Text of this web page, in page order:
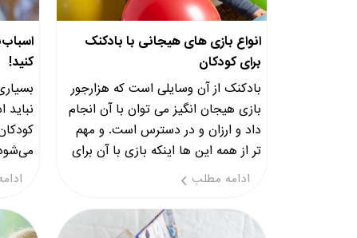
انواع بازی های هیجانی با بادکنک
برای کودکان
بادکنک از آن وسایلی است که هزارجور
بازی هیجان انگیز می توان با آن انجام
داد و ارزان و در دسترس است. و مهم
تر از همه این ها اینکه بازی با آن برای
کودکان بسیار جذ
ادامه مطلب
کنید!
نباید
یک